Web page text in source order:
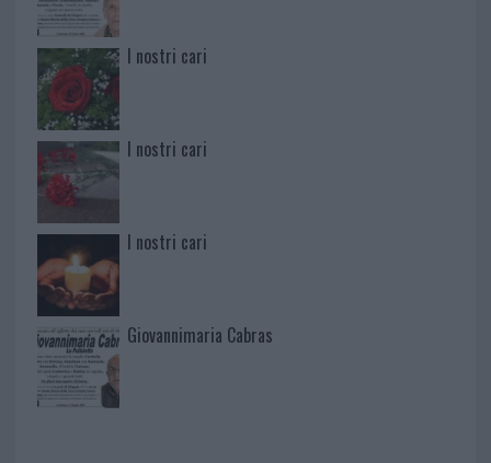
I nostri cari
I nostri cari
I nostri cari
Giovannimaria Cabras